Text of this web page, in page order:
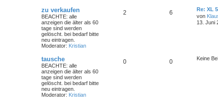
zu verkaufen
BEACHTE: alle
anzeigen die älter als 60
tage sind werden
gelöscht. bei bedarf bitte
neu eintragen.
Moderator: Kristian
2 6
Re: XL
von
13. Juni
tausche
BEACHTE: alle
anzeigen die älter als 60
tage sind werden
gelöscht. bei bedarf bitte
neu eintragen.
Moderator: Kristian
0 0 Keine